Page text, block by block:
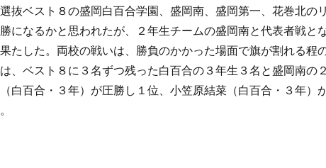
抜ベスト８の盛岡白百合学園、盛岡南、盛岡第一、花巻北の
になるかと思われたが、２年生チームの盛岡南と代表者戦と
たした。両校の戦いは、勝負のかかった場面で旗が割れる程
、ベスト８に３名ずつ残った白百合の３年生３名と盛岡南の
白百合・３年）が圧勝し１位、小笠原結菜（白百合・３年）